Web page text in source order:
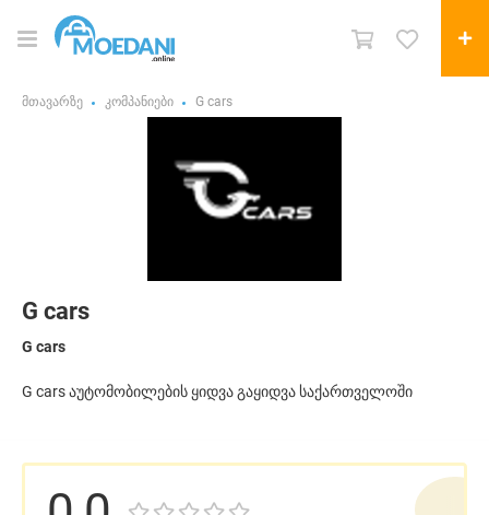
მთავარზე კომპანიები G cars
G cars
G cars
G cars აუტომობილების ყიდვა გაყიდვა საქართველოში